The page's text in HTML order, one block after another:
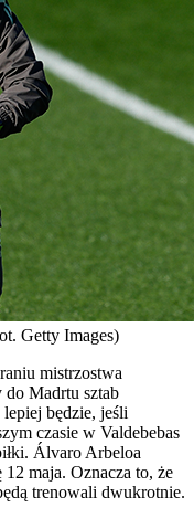
Getty Images)
mistrzostwa
Madrtu sztab
lepiej będzie, jeśli
czasie w Valdebebas
Álvaro Arbeloa
12 maja. Oznacza to, że
trenowali dwukrotnie.